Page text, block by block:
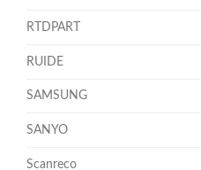
RTDPART
RUIDE
SAMSUNG
SANYO
Scanreco